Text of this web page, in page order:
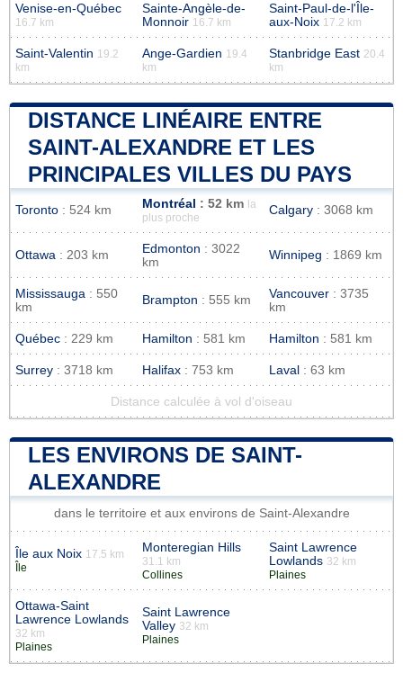
Venise-en-Québec
16.7 km
Sainte-Angèle-de-
Monnoir 16.7 km
Saint-Paul-de-l'Île-
aux-Noix 17.2 km
Saint-Valentin 19.2
km
Ange-Gardien 19.4
km
Stanbridge East 20.4
km
DISTANCE LINÉAIRE ENTRE
SAINT-ALEXANDRE ET LES
PRINCIPALES VILLES DU PAYS
Toronto : 524 km Montréal : 52 km
la
plus proche
Calgary : 3068 km
Ottawa : 203 km Edmonton : 3022
km
Winnipeg : 1869 km
Mississauga : 550
km
Brampton : 555 km Vancouver : 3735
km
Québec : 229 km Hamilton : 581 km Hamilton : 581 km
Surrey : 3718 km Halifax : 753 km Laval : 63 km
Distance calculée à vol d'oiseau
LES ENVIRONS DE SAINT-
ALEXANDRE
dans le territoire et aux environs de Saint-Alexandre
Île aux Noix 17.5 km
Île
Monteregian Hills
31.1 km
Collines
Saint Lawrence
Lowlands 32 km
Plaines
Ottawa-Saint
Lawrence Lowlands
32 km
Plaines
Saint Lawrence
Valley 32 km
Plaines